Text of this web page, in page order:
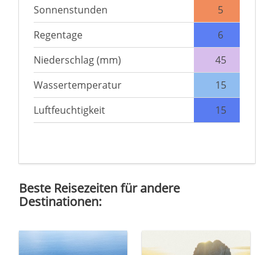
Sonnenstunden
5
Regentage
6
Niederschlag (mm)
45
Wassertemperatur
15
Luftfeuchtigkeit
15
Beste Reisezeiten für andere
Destinationen: